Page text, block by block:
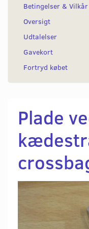
Betingelser & Vilkår
Oversigt
Udtalelser
Gavekort
Fortryd købet
Plade